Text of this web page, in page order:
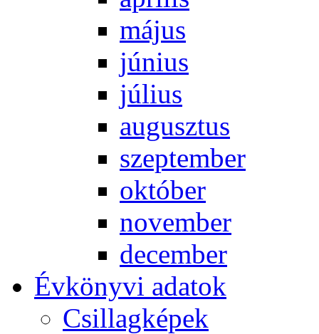
má­jus
jú­ni­us
jú­li­us
au­gusz­tus
szep­tem­ber
ok­tó­ber
no­vem­ber
de­cem­ber
Év­köny­vi ada­tok
Csil­lag­ké­pek